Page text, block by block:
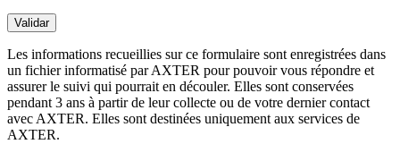
Validar
Les informations recueillies sur ce formulaire sont enregistrées dans
un fichier informatisé par AXTER pour pouvoir vous répondre et
assurer le suivi qui pourrait en découler. Elles sont conservées
pendant 3 ans à partir de leur collecte ou de votre dernier contact
avec AXTER. Elles sont destinées uniquement aux services de
AXTER.